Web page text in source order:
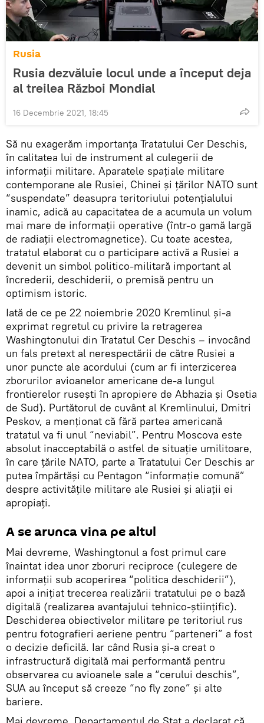
Rusia
Rusia dezvăluie locul unde a început deja
al treilea Război Mondial
16 Decembrie 2021, 18:45
Să nu exagerăm importanța Tratatului Cer Deschis,
în calitatea lui de instrument al culegerii de
informații militare. Aparatele spațiale militare
contemporane ale Rusiei, Chinei și țărilor NATO sunt
“suspendate” deasupra teritoriului potențialului
inamic, adică au capacitatea de a acumula un volum
mai mare de informații operative (într-o gamă largă
de radiații electromagnetice). Cu toate acestea,
tratatul elaborat cu o participare activă a Rusiei a
devenit un simbol politico-militară important al
încrederii, deschiderii, o premisă pentru un
optimism istoric.
Iată de ce pe 22 noiembrie 2020 Kremlinul și-a
exprimat regretul cu privire la retragerea
Washingtonului din Tratatul Cer Deschis – invocând
un fals pretext al nerespectării de către Rusiei a
unor puncte ale acordului (cum ar fi interzicerea
zborurilor avioanelor americane de-a lungul
frontierelor rusești în apropiere de Abhazia și Osetia
de Sud). Purtătorul de cuvânt al Kremlinului, Dmitri
Peskov, a menționat că fără partea americană
tratatul va fi unul “neviabil”. Pentru Moscova este
absolut inacceptabilă o astfel de situație umilitoare,
în care țările NATO, parte a Tratatului Cer Deschis ar
putea împărtăși cu Pentagon “informație comună”
despre activitățile militare ale Rusiei și aliații ei
apropiați.
A se arunca vina pe altul
Mai devreme, Washingtonul a fost primul care
înaintat idea unor zboruri reciproce (culegere de
informații sub acoperirea “politica deschiderii”),
apoi a inițiat trecerea realizării tratatului pe o bază
digitală (realizarea avantajului tehnico-științific).
Deschiderea obiectivelor militare pe teritoriul rus
pentru fotografieri aeriene pentru “parteneri” a fost
o decizie deficilă. Iar când Rusia și-a creat o
infrastructură digitală mai performantă pentru
observarea cu avioanele sale a “cerului deschis”,
SUA au început să creeze “no fly zone” și alte
bariere.